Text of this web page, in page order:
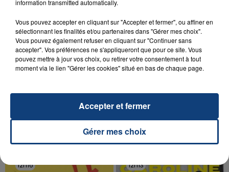
20 juillet 2026
UNE ADOLESCENTE DEVANT SE FAIRE
La famille a porté plainte contre la clinique qui a
reconnu sa responsabilité et présenté ses
TITRES DIFFUSÉS
12h16
12h16 12h13
12h13
information transmitted automatically.
Vous pouvez accepter en cliquant sur "Accepter et fermer", ou affiner en
sélectionnant les finalités et/ou partenaires dans "Gérer mes choix".
Vous pouvez également refuser en cliquant sur "Continuer sans
accepter". Vos préférences ne s'appliqueront que pour ce site. Vous
pouvez mettre à jour vos choix, ou retirer votre consentement à tout
moment via le lien "Gérer les cookies" situé en bas de chaque page.
Gérer mes choix
Accepter et fermer